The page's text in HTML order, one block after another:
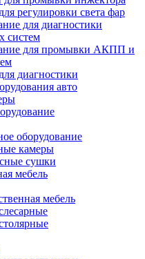
регулировки света фар
для диагностики
систем
для промывки АКПП и
диагностики
авто
оборудование
камеры
сушки
мебель
мебель